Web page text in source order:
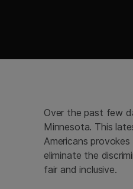
Over the past few
Minnesota. This
Americans
eliminate the
fair and inclusive.